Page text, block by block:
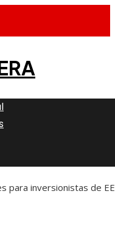
para inversionistas de